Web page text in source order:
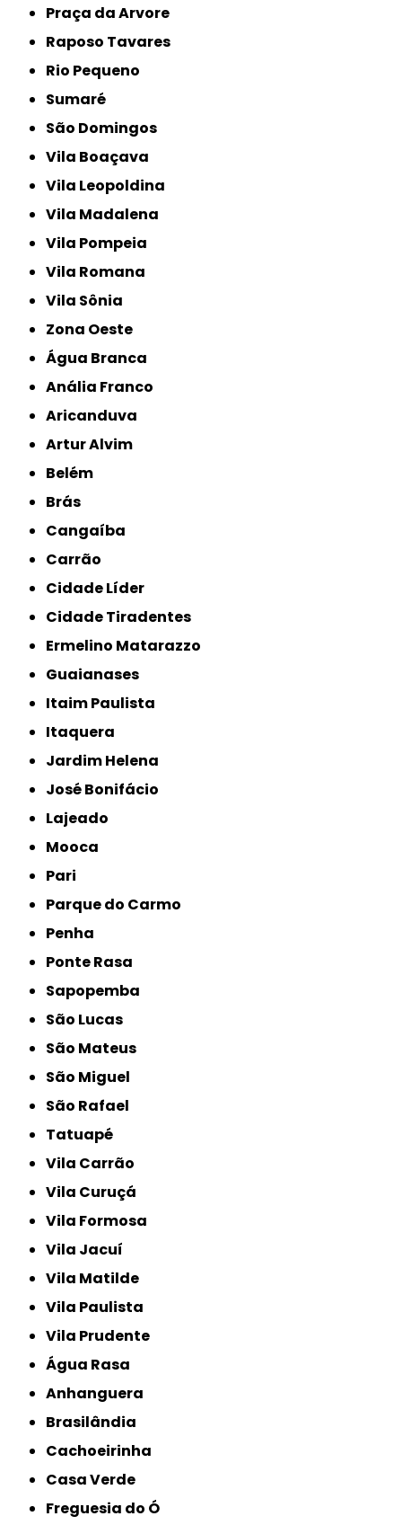
Praça da Arvore
Raposo Tavares
Rio Pequeno
Sumaré
São Domingos
Vila Boaçava
Vila Leopoldina
Vila Madalena
Vila Pompeia
Vila Romana
Vila Sônia
Zona Oeste
Água Branca
Anália Franco
Aricanduva
Artur Alvim
Belém
Brás
Cangaíba
Carrão
Cidade Líder
Cidade Tiradentes
Ermelino Matarazzo
Guaianases
Itaim Paulista
Itaquera
Jardim Helena
José Bonifácio
Lajeado
Mooca
Pari
Parque do Carmo
Penha
Ponte Rasa
Sapopemba
São Lucas
São Mateus
São Miguel
São Rafael
Tatuapé
Vila Carrão
Vila Curuçá
Vila Formosa
Vila Jacuí
Vila Matilde
Vila Paulista
Vila Prudente
Água Rasa
Anhanguera
Brasilândia
Cachoeirinha
Casa Verde
Freguesia do Ó